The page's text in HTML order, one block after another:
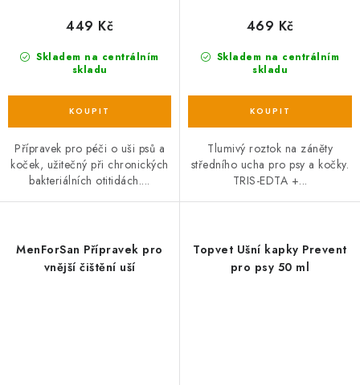
Skladem na centrálním
skladu
449 Kč
Přípravek pro péči o uši psů a
koček, užitečný při chronických
bakteriálních otitidách....
Skladem na centrálním
skladu
469 Kč
Tlumivý roztok na záněty
středního ucha pro psy a kočky.
TRIS-EDTA +...
MenForSan Přípravek pro
vnější čištění uší
Topvet Ušní kapky Prevent
pro psy 50 ml